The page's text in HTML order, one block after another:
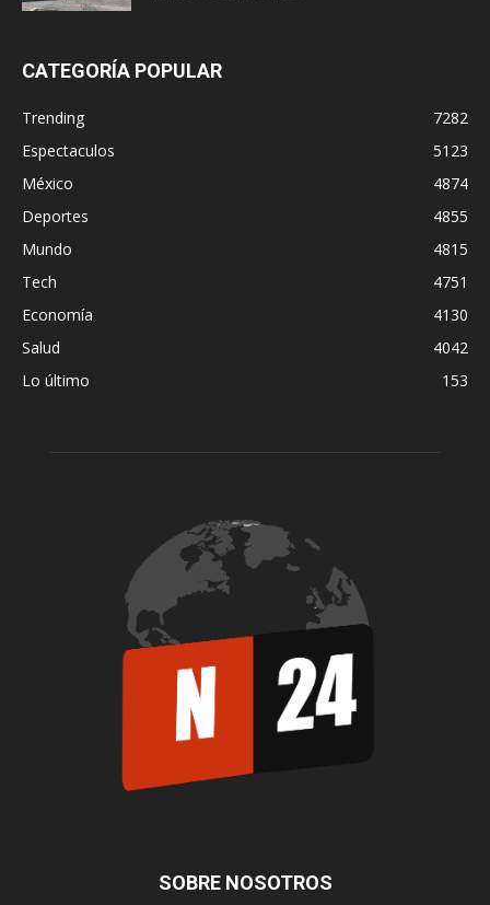
CATEGORÍA POPULAR
Trending
7282
Espectaculos
5123
México
4874
Deportes
4855
Mundo
4815
Tech
4751
Economía
4130
Salud
4042
Lo último
153
SOBRE NOSOTROS